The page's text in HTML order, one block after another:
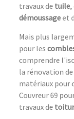
travaux de tuile,
démoussageet
Mais plus
pour les
comprendre
la rénovation
matériaux pour
Couvreur 69
travaux de